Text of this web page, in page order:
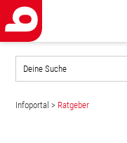
der
suchen
starten
Infoportal > Ratgeber